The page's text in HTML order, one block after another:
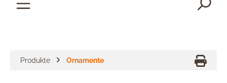
Produkte Ornamente